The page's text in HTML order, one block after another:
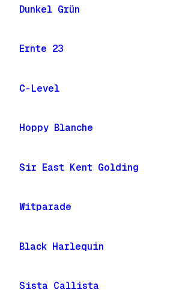
Dunkel Grün
Ernte 23
C-Level
Hoppy Blanche
Sir East Kent Golding
Witparade
Black Harlequin
Sista Callista